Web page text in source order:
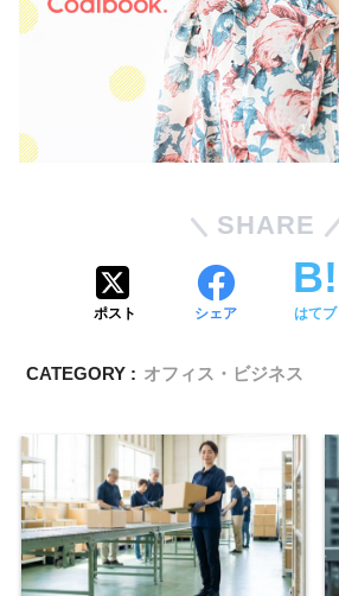
SHARE
ポスト シェア はてブ
CATEGORY : オフィス・ビジネス